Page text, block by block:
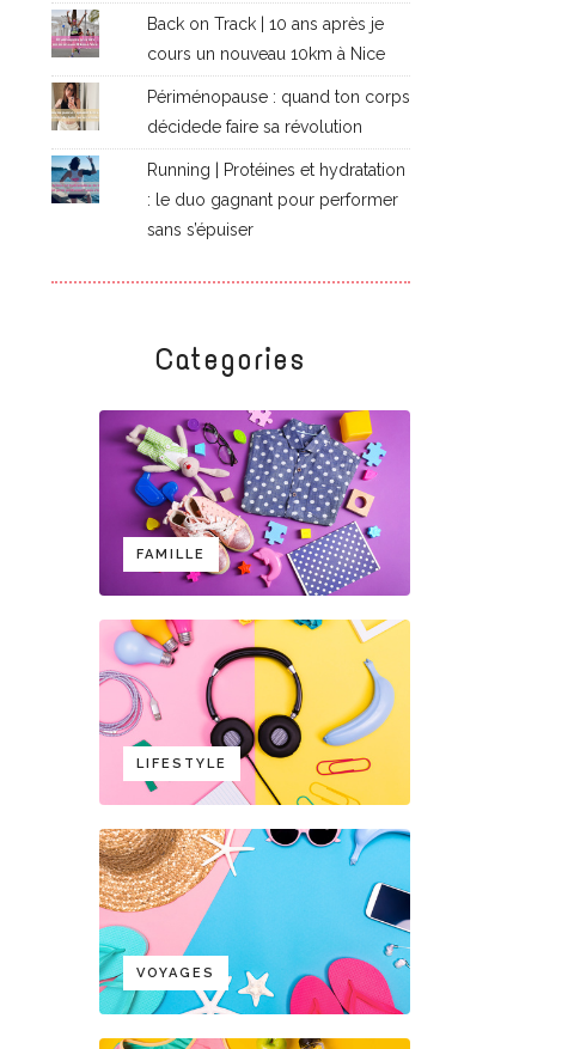
Back on Track | 10 ans après je
cours un nouveau 10km à Nice
Périménopause : quand ton corps
décidede faire sa révolution
Running | Protéines et hydratation
: le duo gagnant pour performer
sans s’épuiser
Categories
FAMILLE
LIFESTYLE
VOYAGES